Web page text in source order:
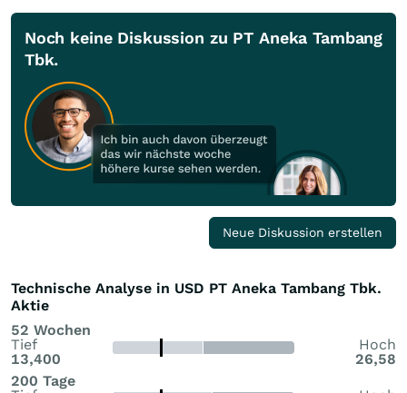
Noch keine Diskussion zu PT Aneka Tambang
Tbk.
Neue Diskussion erstellen
Technische Analyse in USD PT Aneka Tambang Tbk.
Aktie
52 Wochen
Tief
13,400
Hoch
26,58
200 Tage